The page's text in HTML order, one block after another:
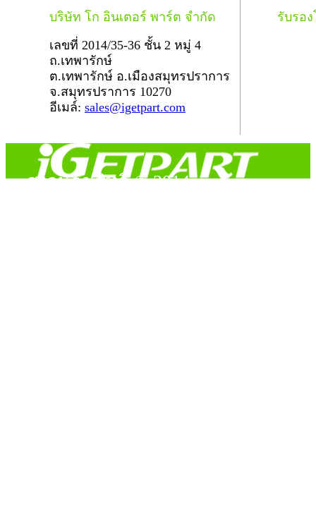
บริษัท โก อินเตอร์ พาร์ต จำกัด
เลขที่ 2014/35-36 ชั้น 2 หมู่ 4
ถ.เทพารักษ์
ต.เทพารักษ์ อ.เมืองสมุทรปราการ
จ.สมุทรปราการ 10270
อีเมล์: sales@igetpart.com
รับรอ
สงวนลิขสิทธิ์ © 2014